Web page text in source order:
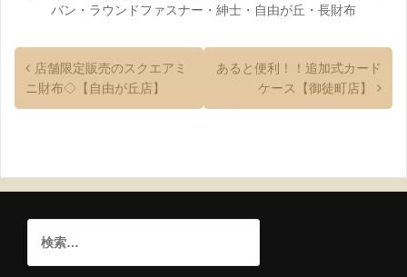
バン ・ ラウンドファスナー ・ 紳士 ・ 自由が丘 ・ 長財布
店舗限定販売のスクエアミ
ニ財布◇【自由が丘店】
あると便利！！追加式カード
ケース【御徒町店】